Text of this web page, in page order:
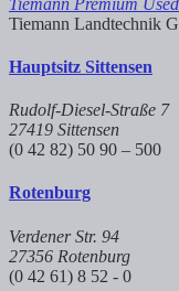
Tiemann Landtechnik
Hauptsitz Sittensen
Rudolf-Diesel-Straße 7
27419 Sittensen
(0 42 82) 50 90 – 500
Rotenburg
Verdener Str. 94
27356 Rotenburg
(0 42 61) 8 52 - 0